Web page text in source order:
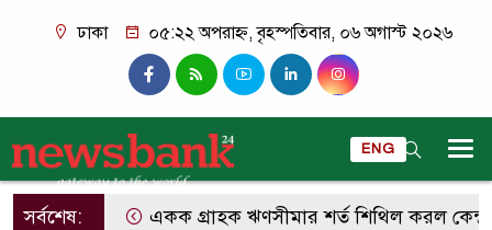
ঢাকা ০৫:২২ অপরাহ্ন, বৃহস্পতিবার, ০৬ অগাস্ট ২০২৬
ENG
সর্বশেষ: একক গ্রাহক ঋণসীমার শর্ত শিথিল করল